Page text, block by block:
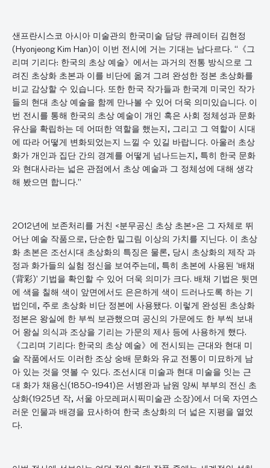
샌프란시스코 아시아 미술관의 한국미술 담당 큐레이터 김현정
(Hyonjeong Kim Han)이 이번 전시에 거는 기대는 남다르다. “《그
리며 기리다: 한국의 초상 예술》에서는 과거의 전통 방식으로 그
려진 초상화 초본과 이를 비단에 옮겨 그려 완성한 정본 초상화를
비교 감상할 수 있습니다. 또한 한국 작가들과 한국계 미국인 작가
들의 현대 초상 예술을 함께 만나볼 수 있어 더욱 의미있습니다. 이
번 전시를 통해 한국의 초상 예술이 개인 혹은 사회 정체성과 문화
유산을 확립하는 데 어떠한 역할을 했는지, 그리고 그 역할이 시대
에 따라 어떻게 변화되었는지 느낄 수 있길 바랍니다. 아울러 초상
화가 개인과 집단 간의 경계를 어떻게 넘나드는지, 특히 한국 문화
와 현대사라는 넓은 관점에서 초상 예술과 그 정체성에 대해 생각
해 봤으면 합니다.”
2012년에 보존처리를 거친 <분무공신 초상 초본>은 그 자체로 뛰
어난 예술 작품으로, 단순한 밑그림 이상의 가치를 지닌다. 이 초상
화 초본은 조선시대 초상화의 특징은 물론, 당시 초상화의 제작 과
정과 화가들의 실험 정신을 보여주는데, 특히 초본에 사용된 ‘배채
(背彩)’ 기법을 확인할 수 있어 더욱 의미가 크다. 배채 기법은 뒷면
에 색을 칠해 색이 앞면에서도 은은하게 색이 드러나도록 하는 기
법인데, 주로 초상화 비단 정본에 사용됐다. 이렇게 완성된 초상화
정본은 왕실에 한 부씩 보관했으며 공신의 가문에도 한 부씩 보내
어 왕실 의식과 조상을 기리는 가문의 제사 등에 사용하게 했다.
《그리며 기리다: 한국의 초상 예술》에 전시되는 근대와 현대 미
술 작품에서도 이러한 조상 숭배 문화와 유교 전통이 미묘하게 남
아 있는 것을 엿볼 수 있다. 조선시대 미술과 현대 미술을 잇는 근
대 화가 채용신(1850~1941)은 서병완과 남원 양씨 부부의 전신 초
상화(1925년 작, 서울 아모레퍼시픽미술관 소장)에서 더욱 자연스
러운 인물과 배경을 묘사하여 한국 초상화의 더 넓은 지평을 열었
다.